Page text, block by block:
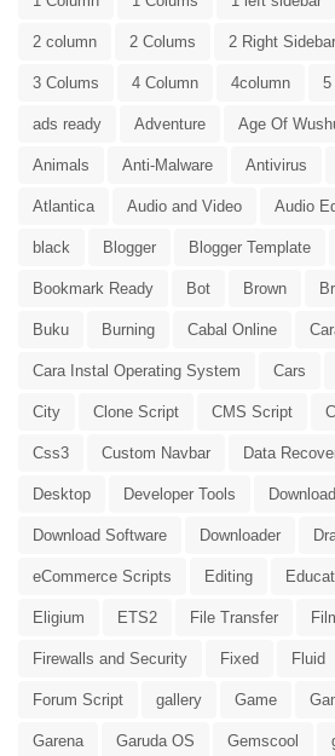
2 column 2 Colums 2 Right Sidebar
3 Colums 4 Column 4column 5
ads ready Adventure Age Of
Animals Anti-Malware Antivirus
Atlantica Audio and Video Audio
black Blogger Blogger Template
Bookmark Ready Bot Brown
Buku Burning Cabal Online
Cara Instal Operating System Cars
City Clone Script CMS Script
Css3 Custom Navbar Data
Desktop Developer Tools
Download Software Downloader
eCommerce Scripts Editing
Eligium ETS2 File Transfer
Firewalls and Security Fixed Fluid
Forum Script gallery Game
Garena Garuda OS Gemscool